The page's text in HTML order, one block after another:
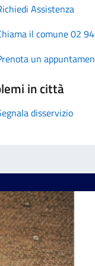
Assistenza
il comune 02
un
in città
disservizio